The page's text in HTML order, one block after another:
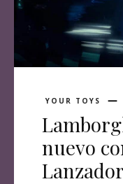
YOUR TOYS
nuevo
Lanzador